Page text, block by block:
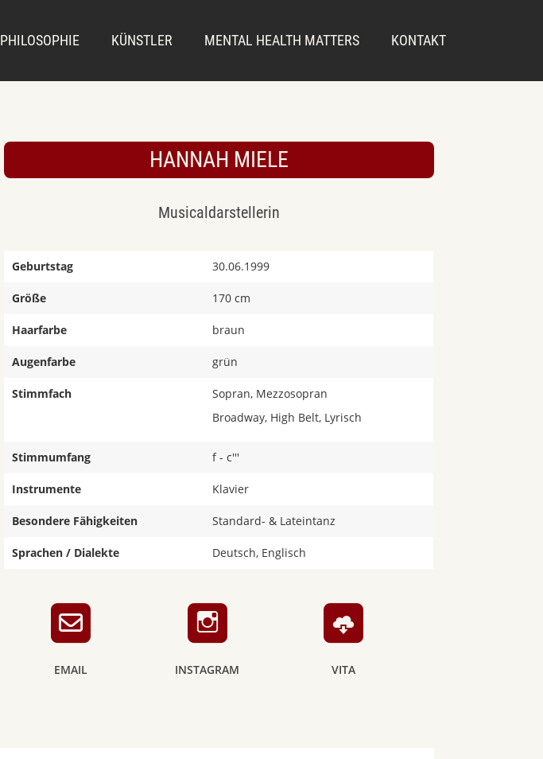
PHILOSOPHIE KÜNSTLER MENTAL HEALTH MATTERS KONTAKT
HANNAH MIELE
Musicaldarstellerin
Geburtstag 30.06.1999
Größe 170 cm
Haarfarbe braun
Augenfarbe grün
Stimmfach
Sopran, Mezzosopran
Broadway, High Belt, Lyrisch
Stimmumfang f - c'''
Instrumente Klavier
Besondere Fähigkeiten Standard- & Lateintanz
Sprachen / Dialekte Deutsch, Englisch
EMAIL INSTAGRAM VITA